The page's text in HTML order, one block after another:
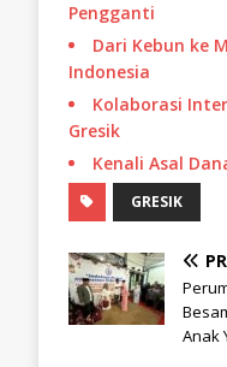
Pengganti
Dari Kebun ke
Indonesia
Kolaborasi
Gresik
Kenali Asal
GRESIK
Anak